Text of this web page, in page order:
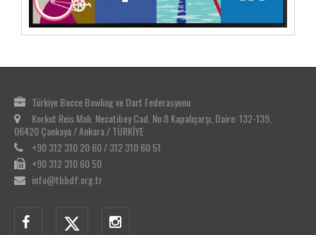
Türkiye Bocce Bowling ve Dart Federasyonu
Korkut Reis Mah. Necatibey Cad. No:8 Kapalıçarşı, Daire: 132-139,
06420 Çankaya / Ankara / TÜRKİYE
+90 312 310 20 60 / 312 310 60 51
+90 312 310 60 50
info@tbbdf.org.tr